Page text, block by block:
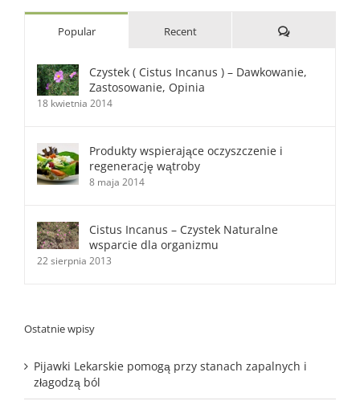
Popular Recent Comments
Czystek ( Cistus Incanus ) – Dawkowanie,
Zastosowanie, Opinia
18 kwietnia 2014
Produkty wspierające oczyszczenie i
regenerację wątroby
8 maja 2014
Cistus Incanus – Czystek Naturalne
wsparcie dla organizmu
22 sierpnia 2013
Ostatnie wpisy
Pijawki Lekarskie pomogą przy stanach zapalnych i
złagodzą ból